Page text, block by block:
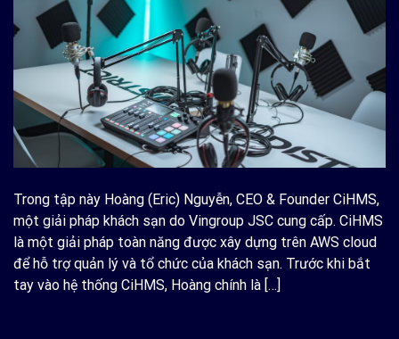
Trong tập này Hoàng (Eric) Nguyễn, CEO & Founder CiHMS,
một giải pháp khách sạn do Vingroup JSC cung cấp. CiHMS
là một giải pháp toàn năng được xây dựng trên AWS cloud
để hỗ trợ quản lý và tổ chức của khách sạn. Trước khi bắt
tay vào hệ thống CiHMS, Hoàng chính là […]